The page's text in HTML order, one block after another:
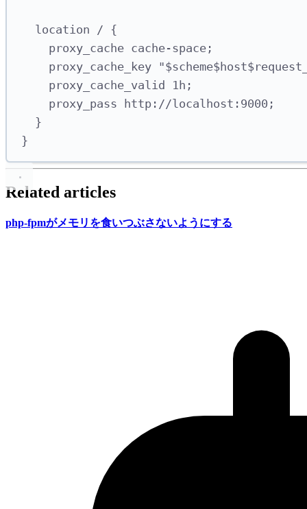
location / {
proxy_cache cache-space;
proxy_cache_key
proxy_cache_valid 1h;
proxy_pass http://localhost:9000;
}
}
Related articles
php-fpmがメモリを食いつぶさないようにする